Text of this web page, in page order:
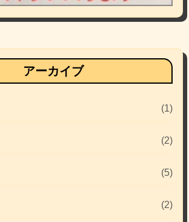
アーカイブ
(1)
(2)
(5)
(2)